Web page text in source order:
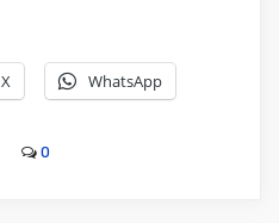
X WhatsApp
0